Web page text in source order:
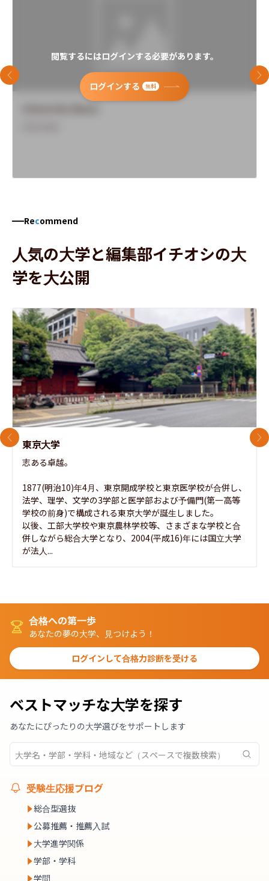
閲覧するにはログインする必要があります。
ログインする 無料
前のスライド 次
Recommend
人気の大学と編集部イチオシの大
学を大公開
東京大学
志ある卓越。
1877(明治10)年4月、東京開成学校と東京医学校が合併し、
法学、理学、文学の3学部と医学部および予備門(第一高等
学校の前身)で構成される東京大学が誕生しました。
以後、工部大学校や東京農林学校等、さまざまな学校と合
併しながら総合大学となり、2004(平成16)年には国立大学
が法人...
前のスライド 次
合格への第一歩
あなたの夢の大学、見つけよう！
ログインして合格力診断を受ける
ベストマッチな大学を探す
あなたにぴったりの大学選びをサポートします
受験生応援ブログ
総合型選抜
公募推薦・推薦入試
大学進学関係
学部・学科
学問